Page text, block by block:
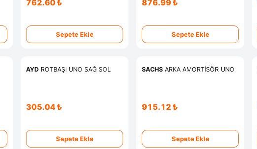
762.60 ₺
Sepete Ekle
876.99 ₺
Sepete Ekle
AYD ROTBAŞI UNO SAĞ SOL
305.04 ₺
Sepete Ekle
SACHS ARKA AMORTİSÖR UNO
915.12 ₺
Sepete Ekle